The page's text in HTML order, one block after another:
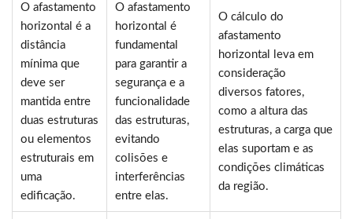
O afastamento
horizontal é a
distância
mínima que
deve ser
mantida entre
duas estruturas
ou elementos
estruturais em
uma
edificação.
O afastamento
horizontal é
fundamental
para garantir a
segurança e a
funcionalidade
das estruturas,
evitando
colisões e
interferências
entre elas.
O cálculo do
afastamento
horizontal leva em
consideração
diversos fatores,
como a altura das
estruturas, a carga que
elas suportam e as
condições climáticas
da região.